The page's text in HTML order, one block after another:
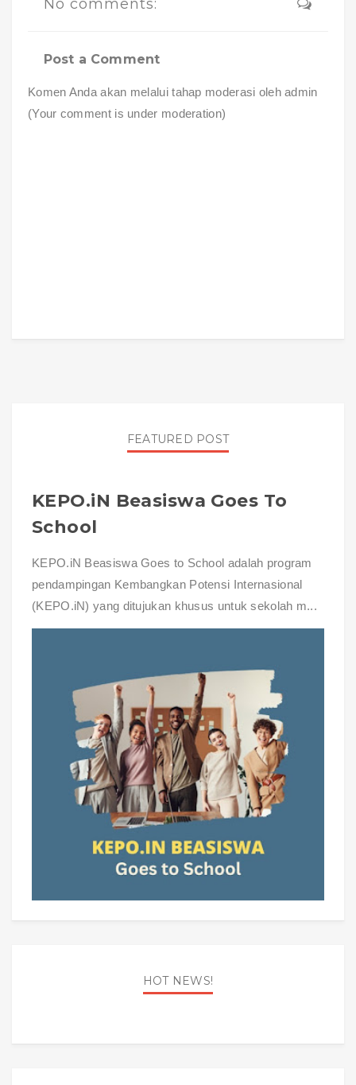
No comments:
Post a Comment
Komen Anda akan melalui tahap moderasi oleh admin
(Your comment is under moderation)
FEATURED POST
KEPO.iN Beasiswa Goes To
School
KEPO.iN Beasiswa Goes to School adalah program
pendampingan Kembangkan Potensi Internasional
(KEPO.iN) yang ditujukan khusus untuk sekolah m...
HOT NEWS!